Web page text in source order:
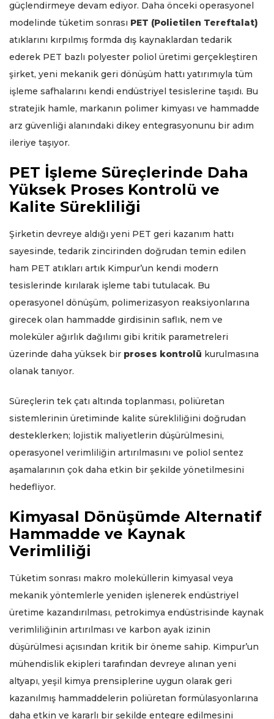
güçlendirmeye devam ediyor. Daha önceki operasyonel
modelinde tüketim sonrası PET (Polietilen Tereftalat)
atıklarını kırpılmış formda dış kaynaklardan tedarik
ederek PET bazlı polyester poliol üretimi gerçekleştiren
şirket, yeni mekanik geri dönüşüm hattı yatırımıyla tüm
işleme safhalarını kendi endüstriyel tesislerine taşıdı. Bu
stratejik hamle, markanın polimer kimyası ve hammadde
arz güvenliği alanındaki dikey entegrasyonunu bir adım
ileriye taşıyor.
PET İşleme Süreçlerinde Daha
Yüksek Proses Kontrolü ve
Kalite Sürekliliği
Şirketin devreye aldığı yeni PET geri kazanım hattı
sayesinde, tedarik zincirinden doğrudan temin edilen
ham PET atıkları artık Kimpur’un kendi modern
tesislerinde kırılarak işleme tabi tutulacak. Bu
operasyonel dönüşüm, polimerizasyon reaksiyonlarına
girecek olan hammadde girdisinin saflık, nem ve
moleküler ağırlık dağılımı gibi kritik parametreleri
üzerinde daha yüksek bir proses kontrolü kurulmasına
olanak tanıyor.
Süreçlerin tek çatı altında toplanması, poliüretan
sistemlerinin üretiminde kalite sürekliliğini doğrudan
desteklerken; lojistik maliyetlerin düşürülmesini,
operasyonel verimliliğin artırılmasını ve poliol sentez
aşamalarının çok daha etkin bir şekilde yönetilmesini
hedefliyor.
Kimyasal Dönüşümde Alternatif
Hammadde ve Kaynak
Verimliliği
Tüketim sonrası makro moleküllerin kimyasal veya
mekanik yöntemlerle yeniden işlenerek endüstriyel
üretime kazandırılması, petrokimya endüstrisinde kaynak
verimliliğinin artırılması ve karbon ayak izinin
düşürülmesi açısından kritik bir öneme sahip. Kimpur’un
mühendislik ekipleri tarafından devreye alınan yeni
altyapı, yeşil kimya prensiplerine uygun olarak geri
kazanılmış hammaddelerin poliüretan formülasyonlarına
daha etkin ve kararlı bir şekilde entegre edilmesini